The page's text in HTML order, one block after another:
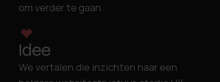
om verder te gaan.
Idee
We vertalen die inzichten naar een